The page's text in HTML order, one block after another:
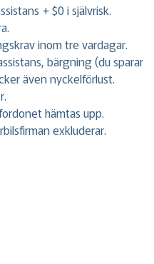
+ $0 i självrisk.
inom tre vardagar.
bärgning (du sparar
även nyckelförlust.
hämtas upp.
exkluderar.